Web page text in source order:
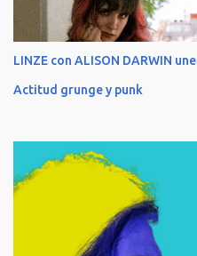
LINZE con ALISON DARWIN
Actitud grunge y punk